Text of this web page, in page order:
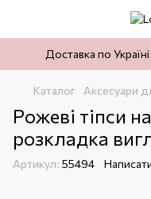
Доставка по
Каталог Аксесуари
Рожеві тіпси
розкладка
Артикул: 55494